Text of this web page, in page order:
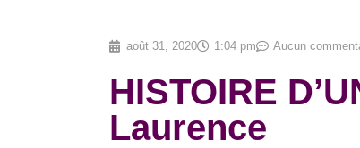
août 31, 2020 1:04 pm Aucun
HISTOIRE
Laurence